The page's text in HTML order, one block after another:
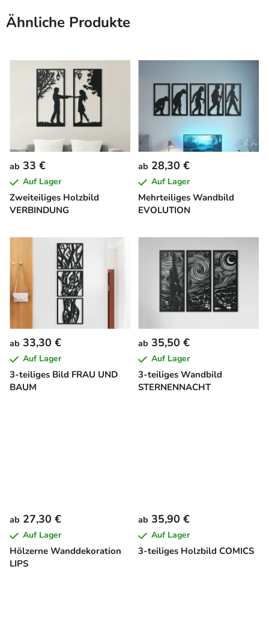
Ähnliche Produkte
Zweiteiliges Holzbild
VERBINDUNG
ab 33 €
Auf Lager
Mehrteiliges Wandbild
EVOLUTION
ab 28,30 €
Auf Lager
3-teiliges Bild FRAU UND
BAUM
ab 33,30 €
Auf Lager
3-teiliges Wandbild
STERNENNACHT
ab 35,50 €
Auf Lager
Hölzerne Wanddekoration
LIPS
ab 27,30 €
Auf Lager
3-teiliges Holzbild COMICS
ab 35,90 €
Auf Lager